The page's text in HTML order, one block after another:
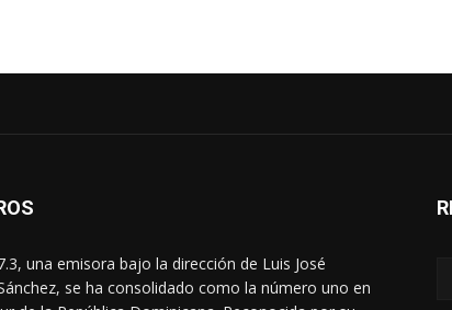
una emisora bajo la dirección de Luis José
se ha consolidado como la número uno en